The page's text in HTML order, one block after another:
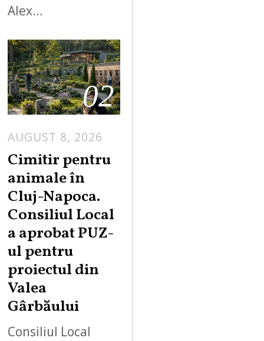
Alex…
02
AUGUST 8, 2026
Cimitir pentru
animale în
Cluj-Napoca.
Consiliul Local
a aprobat PUZ-
ul pentru
proiectul din
Valea
Gârbăului
Consiliul Local